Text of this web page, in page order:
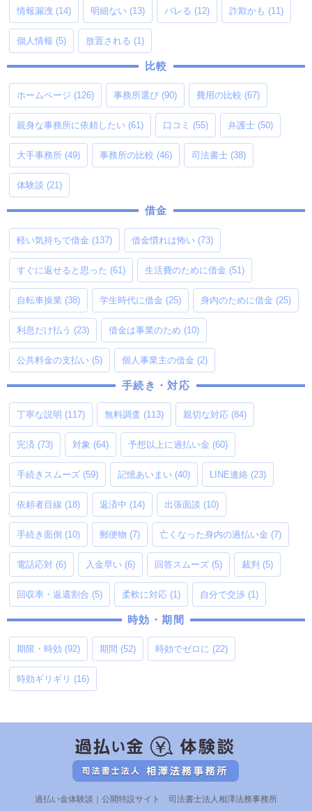
情報漏洩 (14) 明細ない (13) バレる (12) 詐欺かも (11)
個人情報 (5) 放置される (1)
比較
ホームページ (126) 事務所選び (90) 費用の比較 (67)
親身な事務所に依頼したい (61) 口コミ (55) 弁護士 (50)
大手事務所 (49) 事務所の比較 (46) 司法書士 (38)
体験談 (21)
借金
軽い気持ちで借金 (137) 借金慣れは怖い (73)
すぐに返せると思った (61) 生活費のために借金 (51)
自転車操業 (38) 学生時代に借金 (25) 身内のために借金 (25)
利息だけ払う (23) 借金は事業のため (10)
公共料金の支払い (5) 個人事業主の借金 (2)
手続き・対応
丁寧な説明 (117) 無料調査 (113) 親切な対応 (84)
完済 (73) 対象 (64) 予想以上に過払い金 (60)
手続きスムーズ (59) 記憶あいまい (40) LINE連絡 (23)
依頼者目線 (18) 返済中 (14) 出張面談 (10)
手続き面倒 (10) 郵便物 (7) 亡くなった身内の過払い金 (7)
電話応対 (6) 入金早い (6) 回答スムーズ (5) 裁判 (5)
回収率・返還割合 (5) 柔軟に対応 (1) 自分で交渉 (1)
時効・期間
期限・時効 (92) 期間 (52) 時効でゼロに (22)
時効ギリギリ (16)
過払い金体験談｜公開特設サイト 司法書士法人相澤法務事務所